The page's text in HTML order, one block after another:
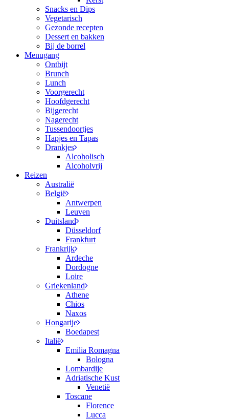
Snacks en Dips
Vegetarisch
Gezonde recepten
Dessert en bakken
Bij de borrel
Menugang
Ontbijt
Brunch
Lunch
Voorgerecht
Hoofdgerecht
Bijgerecht
Nagerecht
Tussendoortjes
Hapjes en Tapas
Drankjes
Alcoholisch
Alcoholvrij
Reizen
Australië
België
Antwerpen
Leuven
Duitsland
Düsseldorf
Frankfurt
Frankrijk
Ardeche
Dordogne
Loire
Griekenland
Athene
Chios
Naxos
Hongarije
Boedapest
Italië
Emilia Romagna
Bologna
Lombardije
Adriatische Kust
Venetië
Toscane
Florence
Lucca